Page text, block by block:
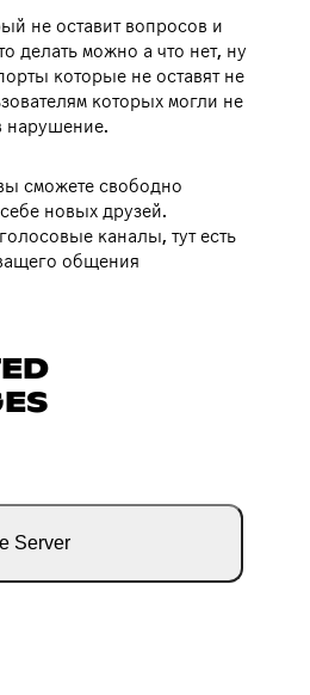
не оставит вопросов и
делать можно а что нет, ну
которые не оставят не
которых могли не
нарушение.
сможете свободно
новых друзей.
каналы, тут есть
общения
Server